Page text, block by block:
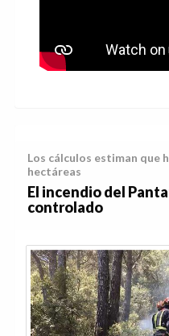
Los cálculos estiman que
hectáreas
El incendio del
controlado